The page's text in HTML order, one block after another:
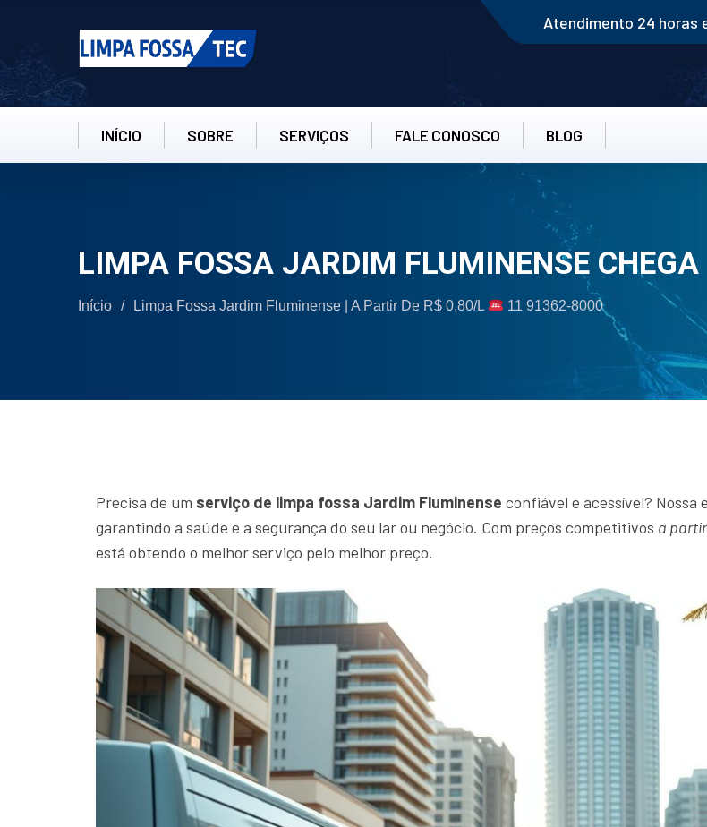
Atendimento 24 horas
INÍCIO SOBRE SERVIÇOS FALE CONOSCO BLOG
LIMPA FOSSA JARDIM FLUMINENSE
Início / Limpa Fossa Jardim Fluminense | A Partir De R$ 0,80/L 11 91362-8000
Precisa de um serviço de limpa fossa Jardim Fluminense confiável e acessível? Nossa
garantindo a saúde e a segurança do seu lar ou negócio. Com preços competitivos a
está obtendo o melhor serviço pelo melhor preço.